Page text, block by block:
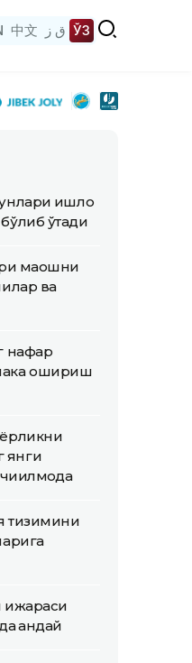
中文 ق ز ЎЗ
қишлоқ
ўтади
маошни
ва
нафар
ошириш
янги
тизимини
ижараси
қандай